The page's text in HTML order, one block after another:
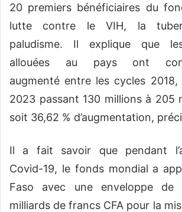
20 premiers bénéficiaires du
lutte contre le VIH, la
paludisme. Il explique que
allouées au pays ont
augmenté entre les cycles
2023 passant 130 millions à 205
soit 36,62 % d’augmentation,
Il a fait savoir que pendant
Covid-19, le fonds mondial a
Faso avec une enveloppe
milliards de francs CFA pour la